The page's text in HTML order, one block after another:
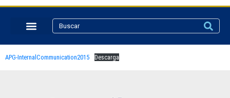
APG-InternalCommunication2015 Descarga